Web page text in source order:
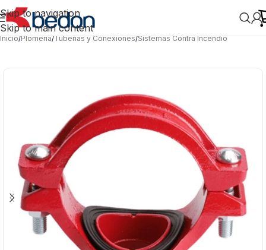
Skip to navigation
Skip to main content
Inicio/Plomería/Tuberías y Conexiones/Sistemas Contra Incendio